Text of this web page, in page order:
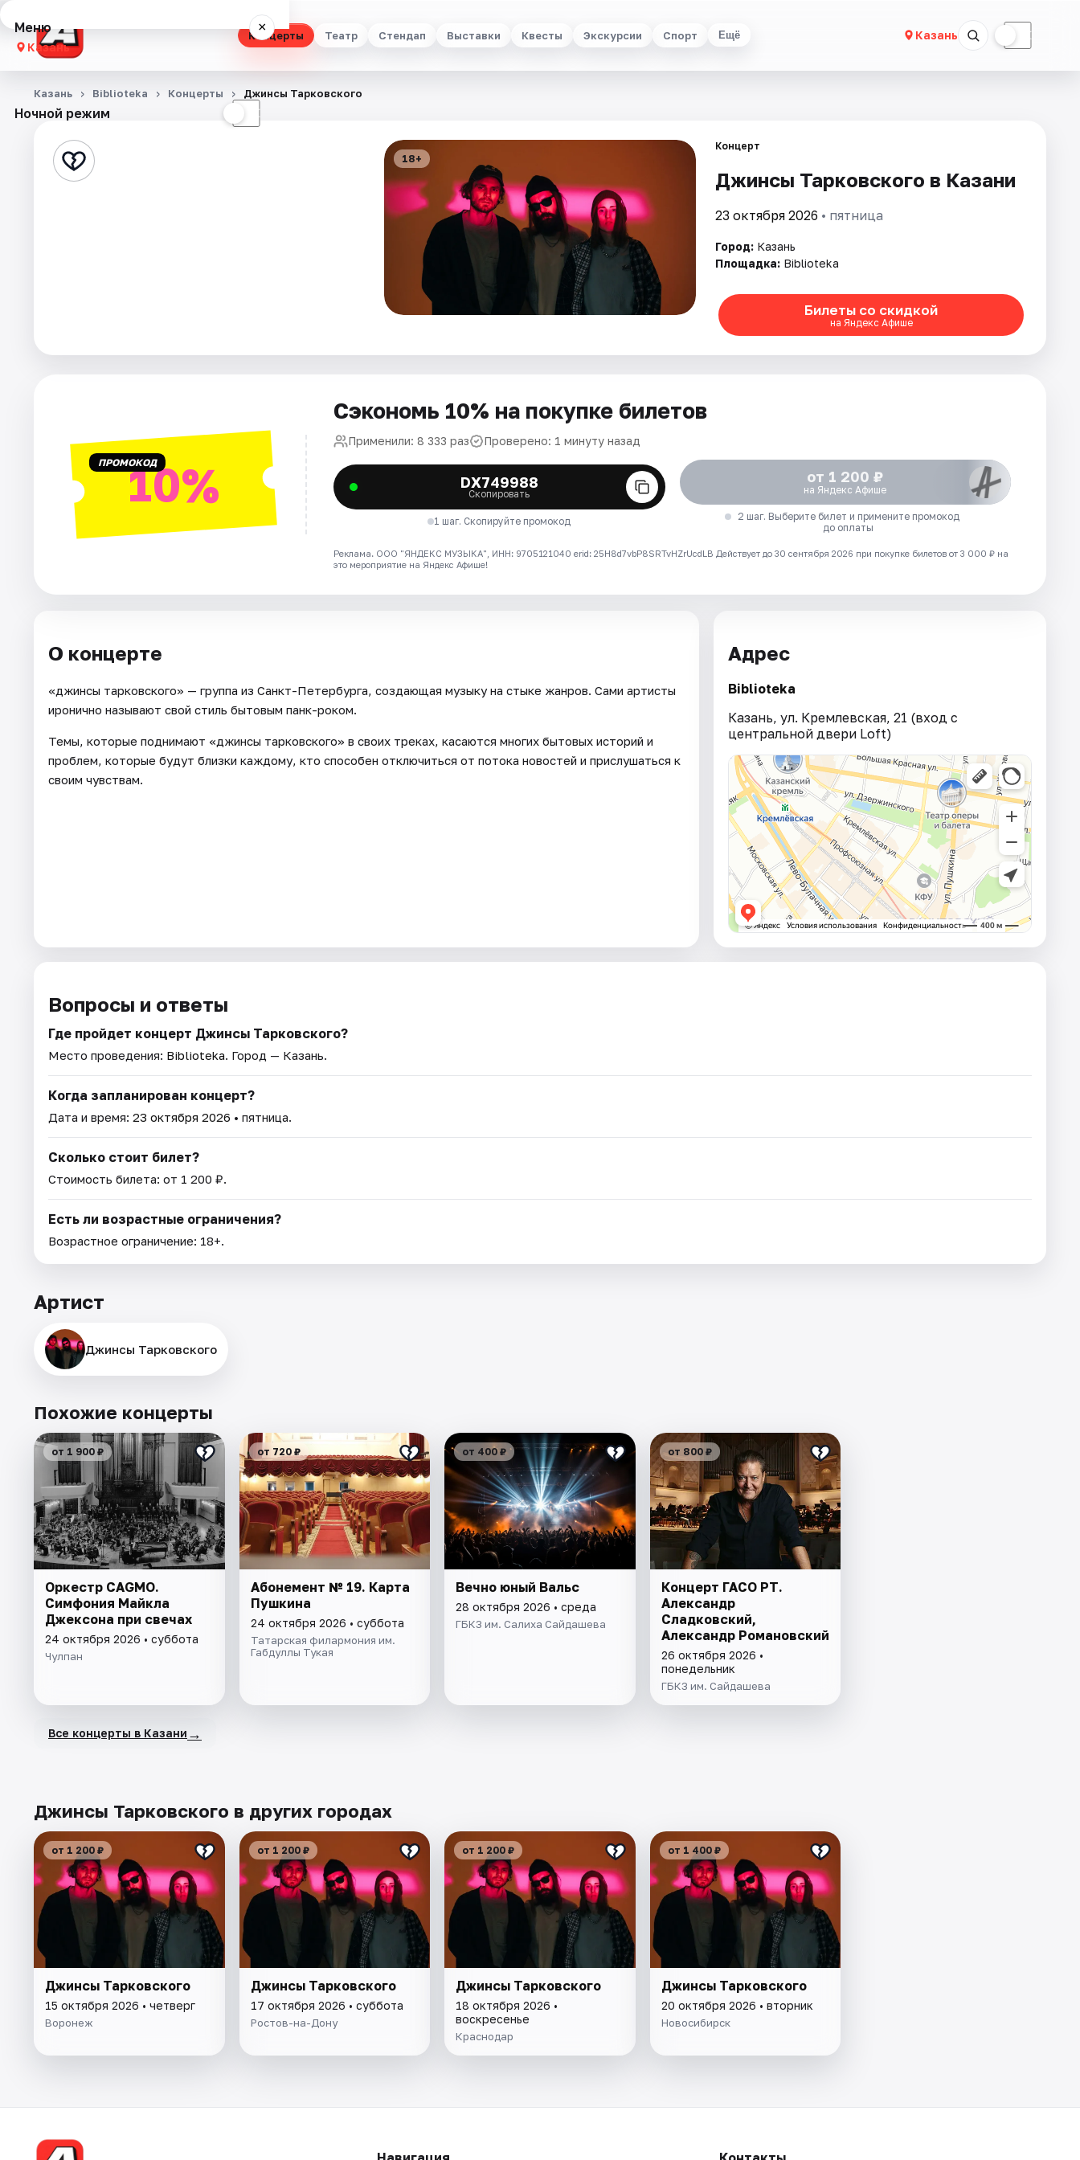
Концерты Театр Стендап Выставки Квесты Экскурсии Спорт Ещё Казань ☾
Меню ×
Казань
Концерты
Стендап
Площадки
Артисты
Рейтинги
Ночной режим ☾
Казань Biblioteka Концерты Джинсы Тарковского
18+
Концерт
Джинсы Тарковского в Казани
23 октября 2026 • пятница
Город: Казань
Площадка: Biblioteka
Билеты со скидкой
на Яндекс Афише
ПРОМОКОД10%
Сэкономь 10% на покупке билетов
Применили: 8 333 раз Проверено: 1 минуту назад
DX749988
Скопировать
1 шаг. Скопируйте промокод
от 1 200 ₽
на Яндекс Афише
2 шаг. Выберите билет и примените промокод
до оплаты
Реклама. ООО "ЯНДЕКС МУЗЫКА", ИНН: 9705121040 erid: 25H8d7vbP8SRTvHZrUcdLB Действует до 30 сентября 2026 при покупке билетов от 3 000 ₽ на
это мероприятие на Яндекс Афише!
О концерте
«джинсы тарковского» — группа из Санкт-Петербурга, создающая музыку на стыке жанров. Сами артисты
иронично называют свой стиль бытовым панк-роком.
Темы, которые поднимают «джинсы тарковского» в своих треках, касаются многих бытовых историй и
проблем, которые будут близки каждому, кто способен отключиться от потока новостей и прислушаться к
своим чувствам.
Адрес
Biblioteka
Казань, ул. Кремлевская, 21 (вход с
центральной двери Loft)
Вопросы и ответы
Где пройдет концерт Джинсы Тарковского?
Место проведения: Biblioteka. Город — Казань.
Когда запланирован концерт?
Дата и время: 23 октября 2026 • пятница.
Сколько стоит билет?
Стоимость билета: от 1 200 ₽.
Есть ли возрастные ограничения?
Возрастное ограничение: 18+.
Артист
Джинсы Тарковского
Похожие концерты
от 1 900 ₽
Оркестр CAGMO.
Симфония Майкла
Джексона при свечах
24 октября 2026 • суббота
Чулпан
от 720 ₽
Абонемент № 19. Карта
Пушкина
24 октября 2026 • суббота
Татарская филармония им.
Габдуллы Тукая
от 400 ₽
Вечно юный Вальс
28 октября 2026 • среда
ГБКЗ им. Салиха Сайдашева
от 800 ₽
Концерт ГАСО РТ.
Александр
Сладковский,
Александр Романовский
26 октября 2026 •
понедельник
ГБКЗ им. Сайдашева
Все концерты в Казани →
Джинсы Тарковского в других городах
от 1 200 ₽
Джинсы Тарковского
15 октября 2026 • четверг
Воронеж
от 1 200 ₽
Джинсы Тарковского
17 октября 2026 • суббота
Ростов-на-Дону
от 1 200 ₽
Джинсы Тарковского
18 октября 2026 •
воскресенье
Краснодар
от 1 400 ₽
Джинсы Тарковского
20 октября 2026 • вторник
Новосибирск